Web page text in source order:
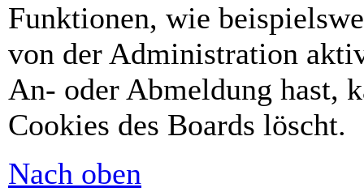
Funktionen, wie
von der Administration
An- oder Abmeldung hast,
Cookies des Boards löscht.
Nach oben